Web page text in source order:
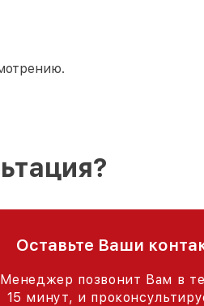
Оставьте Ваши
Менеджер позвонит Вам в
15 минут, и